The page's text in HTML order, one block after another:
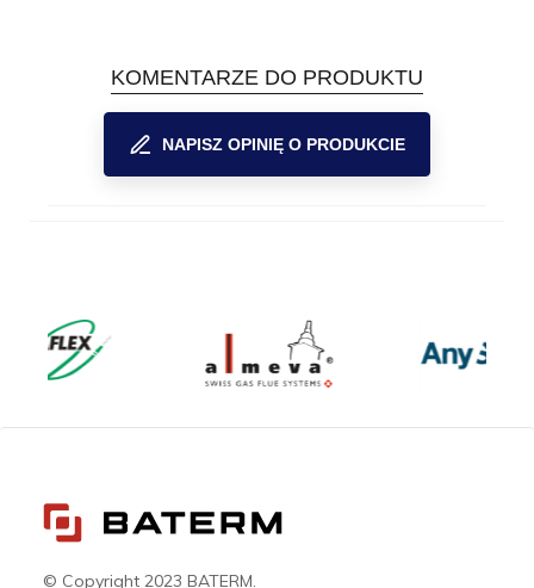
KOMENTARZE DO PRODUKTU
NAPISZ OPINIĘ O PRODUKCIE
© Copyright 2023 BATERM.